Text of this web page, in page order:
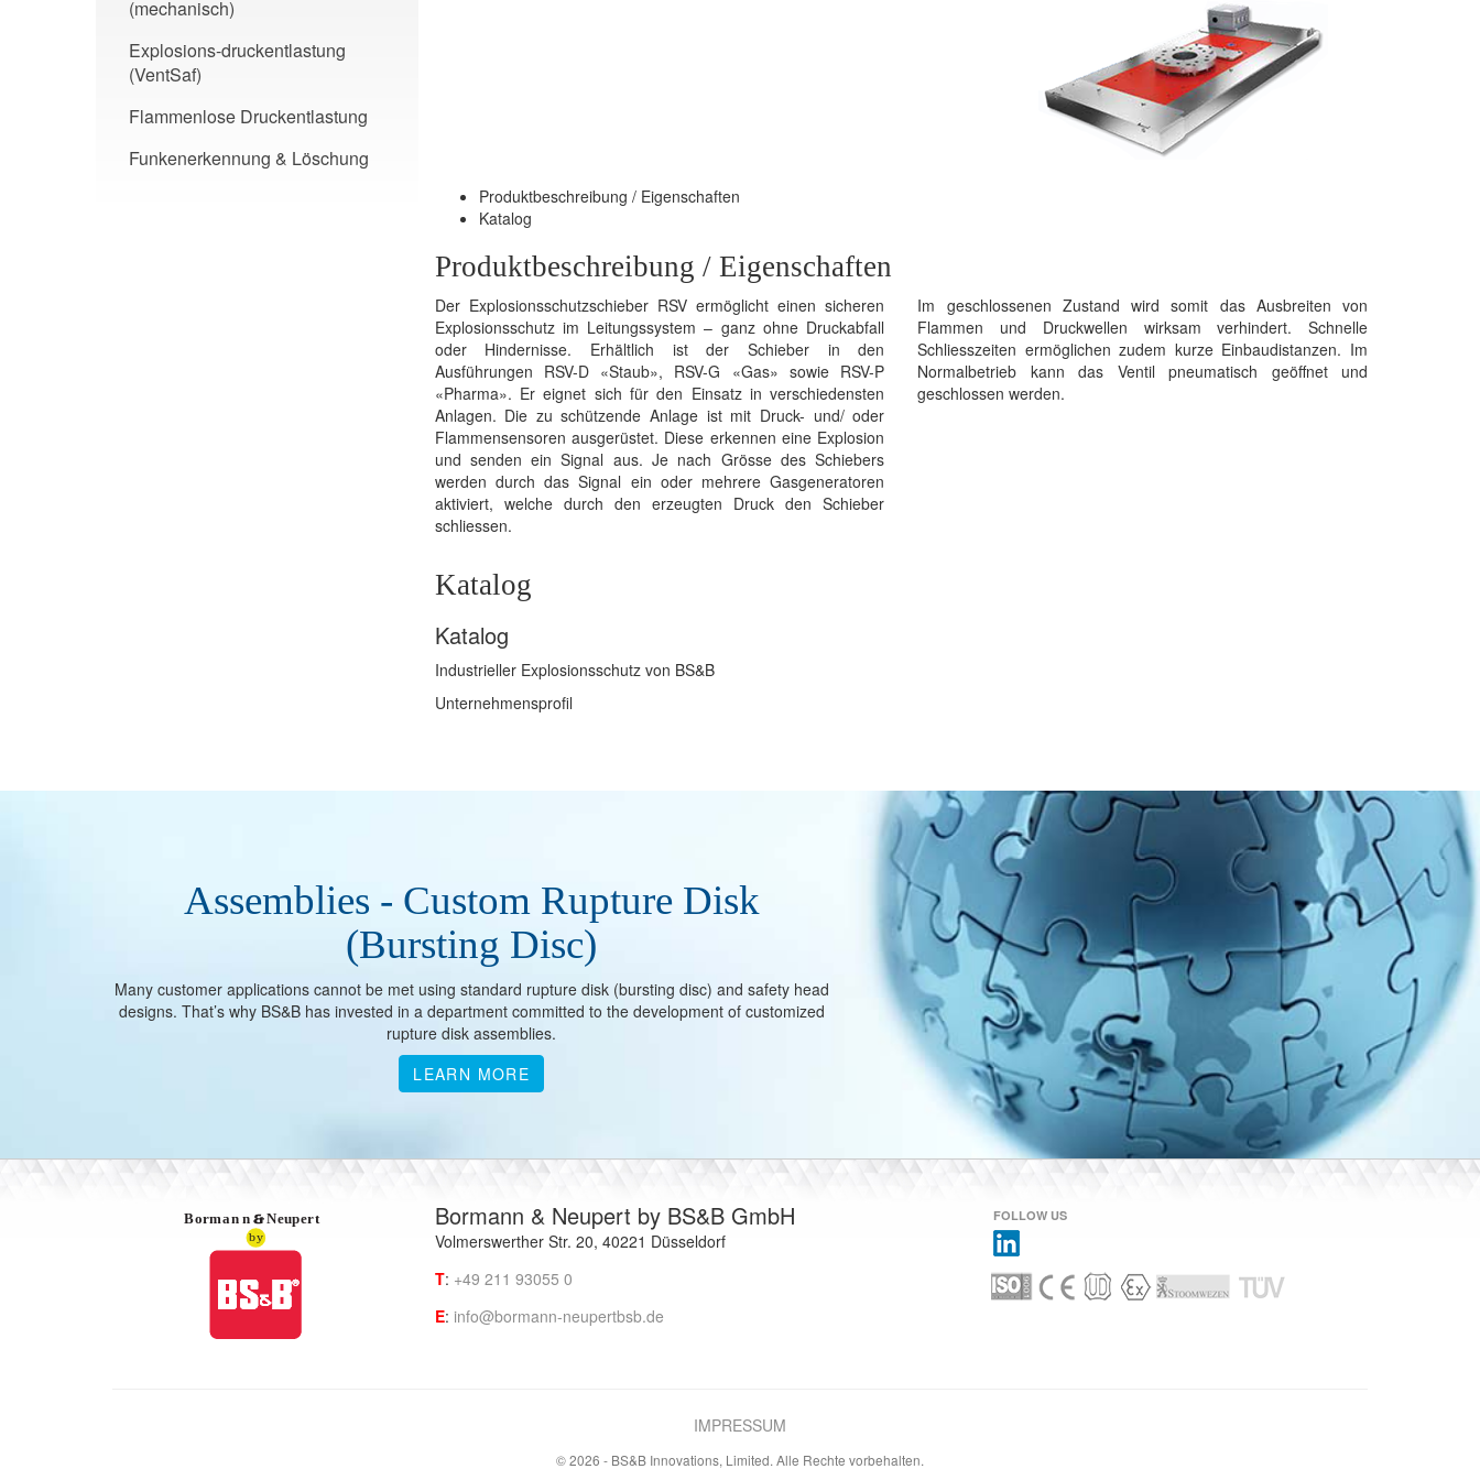
(mechanisch)
Explosions-druckentlastung
(VentSaf)
Flammenlose Druckentlastung
Funkenerkennung & Löschung
Produktbeschreibung / Eigenschaften
Katalog
Produktbeschreibung / Eigenschaften
Der Explosionsschutzschieber RSV ermöglicht einen sicheren
Explosionsschutz im Leitungssystem – ganz ohne Druckabfall
oder Hindernisse. Erhältlich ist der Schieber in den
Ausführungen RSV-D «Staub», RSV-G «Gas» sowie RSV-P
«Pharma». Er eignet sich für den Einsatz in verschiedensten
Anlagen. Die zu schützende Anlage ist mit Druck- und/ oder
Flammensensoren ausgerüstet. Diese erkennen eine Explosion
und senden ein Signal aus. Je nach Grösse des Schiebers
werden durch das Signal ein oder mehrere Gasgeneratoren
aktiviert, welche durch den erzeugten Druck den Schieber
schliessen.
Im geschlossenen Zustand wird somit das Ausbreiten von
Flammen und Druckwellen wirksam verhindert. Schnelle
Schliesszeiten ermöglichen zudem kurze Einbaudistanzen. Im
Normalbetrieb kann das Ventil pneumatisch geöffnet und
geschlossen werden.
Katalog
Katalog
Industrieller Explosionsschutz von BS&B
Unternehmensprofil
Assemblies - Custom Rupture Disk
(Bursting Disc)
Many customer applications cannot be met using standard rupture disk (bursting disc) and safety head
designs. That’s why BS&B has invested in a department committed to the development of customized
rupture disk assemblies.
LEARN MORE
Bormann & Neupert by BS&B GmbH
Volmerswerther Str. 20, 40221 Düsseldorf
T: +49 211 93055 0
E: info@bormann-neupertbsb.de
FOLLOW US
IMPRESSUM
© 2026 - BS&B Innovations, Limited. Alle Rechte vorbehalten.